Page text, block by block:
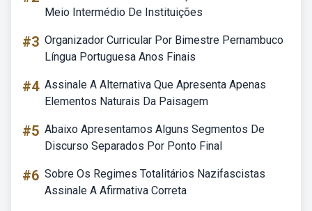
Meio Intermédio De Instituições
#3 Organizador Curricular Por Bimestre Pernambuco
Língua Portuguesa Anos Finais
#4 Assinale A Alternativa Que Apresenta Apenas
Elementos Naturais Da Paisagem
#5 Abaixo Apresentamos Alguns Segmentos De
Discurso Separados Por Ponto Final
#6 Sobre Os Regimes Totalitários Nazifascistas
Assinale A Afirmativa Correta